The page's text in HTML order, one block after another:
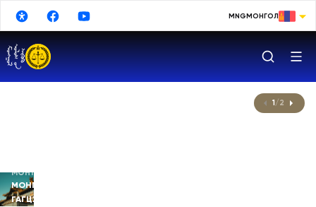
Үндсэн агуулга руу шилжих
MNGМОНГОЛ
1/2
МОНГОЛ УЛСЫН ҮНДСЭН ХУУЛИАС
МОНГОЛ УЛСАД ШҮҮХ ЭРХ МЭДЛИЙГ
ГАГЦХҮҮ ШҮҮХ ХЭРЭГЖҮҮЛНЭ